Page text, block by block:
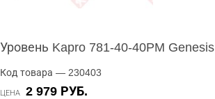
Уровень Kapro 781-40-40PM Genesis
Код товара — 230403
ЦЕНА 2 979 РУБ.